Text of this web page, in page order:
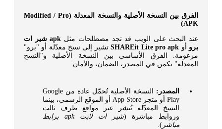
الفرق بين النسخة الأصلية والنسخة المعدلة (Modified / Pro
APK)
عند البحث على الويب قد تجد مصطلحات مثل
apk شير ات
برو أو SHAREit Lite pro apkتشير إلى نسخ معدّلة أو "برو"
مزعومة. الفرق الأساسي بين النسخة الأصلية و"النسخ
المعدلة" يكمن في المصدر، الضمان، والأمان:
المصدر:
النسخة الأصلية تُحمّل عادة من Google
Play أو متجر App Store أو الموقع الرسمي، بينما
النسخ المعدّلة تُنشر عبر مواقع طرف ثالث
وروابط مباشرة (
شير ات لايت apk برابط
مباشر ).